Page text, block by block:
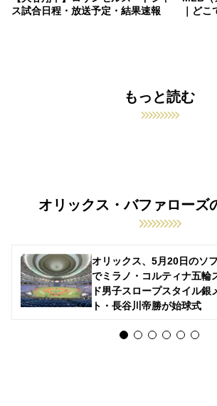
ス試合日程・放送予定・結果速報
｜ど
もっと読む
オリックス・バファローズ
オリックス、5月20日のソ
でミラノ・コルティナ五輪
ド男子スロープスタイル銀
ト・長谷川帝勝が始球式